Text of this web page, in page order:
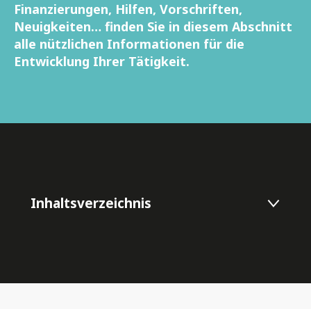
Finanzierungen, Hilfen, Vorschriften,
Neuigkeiten… finden Sie in diesem Abschnitt
alle nützlichen Informationen für die
Entwicklung Ihrer Tätigkeit.
Inhaltsverzeichnis